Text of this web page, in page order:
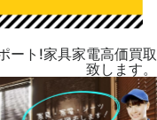
ート!家具家電高価買取
致します。